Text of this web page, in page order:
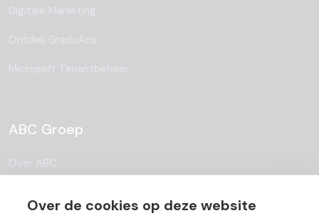
ABC Groep
Over ABC
Over de cookies op deze website